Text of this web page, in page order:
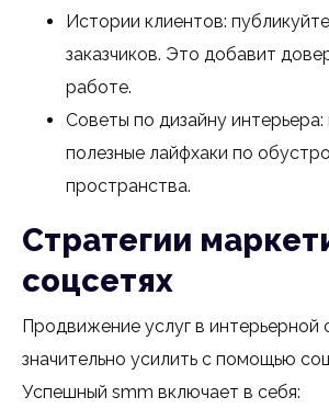
Истории клиентов:
заказчиков. Это добавит
работе.
Советы по дизайну
полезные лайфхаки по
пространства.
Стратегии
соцсетях
Продвижение услуг в
значительно усилить с помощью
Успешный smm включает в себя: